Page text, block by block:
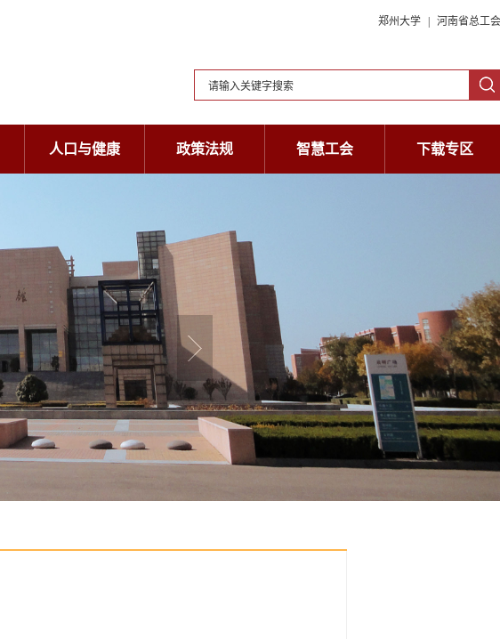
郑州大学 河南省总工会
人口与健康 政策法规 智慧工会 下载专区